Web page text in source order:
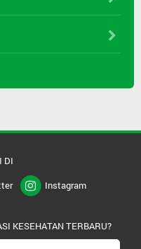
DI
Instagram
KESEHATAN TERBARU?